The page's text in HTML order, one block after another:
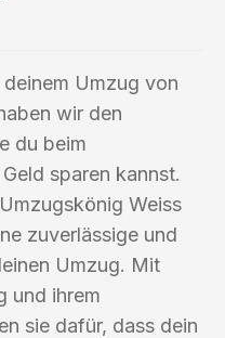
Umzug von
wir den
du beim
sparen kannst.
Weiss
zuverlässige und
Umzug. Mit
und ihrem
sie dafür, dass dein